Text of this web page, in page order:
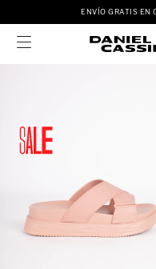
ENVÍO GRATIS EN
